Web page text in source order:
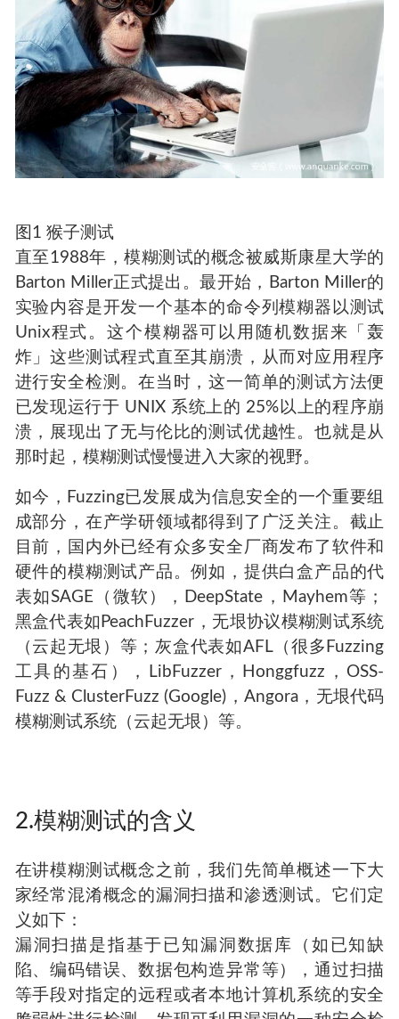
图1 猴子测试
直至1988年，模糊测试的概念被威斯康星大学的
Barton Miller正式提出。最开始，Barton Miller的
实验内容是开发一个基本的命令列模糊器以测试
Unix程式。这个模糊器可以用随机数据来「轰
炸」这些测试程式直至其崩溃，从而对应用程序
进行安全检测。在当时，这一简单的测试方法便
已发现运行于 UNIX 系统上的 25%以上的程序崩
溃，展现出了无与伦比的测试优越性。也就是从
那时起，模糊测试慢慢进入大家的视野。
如今，Fuzzing已发展成为信息安全的一个重要组
成部分，在产学研领域都得到了广泛关注。截止
目前，国内外已经有众多安全厂商发布了软件和
硬件的模糊测试产品。例如，提供白盒产品的代
表如SAGE（微软），DeepState，Mayhem等；
黑盒代表如PeachFuzzer，无垠协议模糊测试系统
（云起无垠）等；灰盒代表如AFL（很多Fuzzing
工具的基石），LibFuzzer，Honggfuzz，OSS-
Fuzz & ClusterFuzz (Google)，Angora，无垠代码
模糊测试系统（云起无垠）等。
2.模糊测试的含义
在讲模糊测试概念之前，我们先简单概述一下大
家经常混淆概念的漏洞扫描和渗透测试。它们定
义如下：
漏洞扫描是指基于已知漏洞数据库（如已知缺
陷、编码错误、数据包构造异常等），通过扫描
等手段对指定的远程或者本地计算机系统的安全